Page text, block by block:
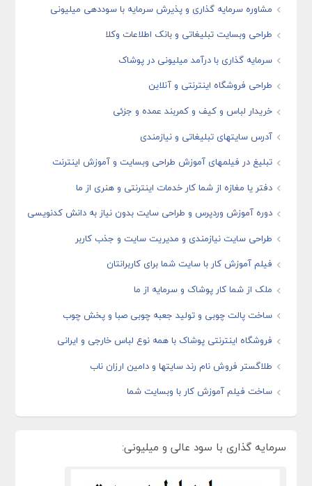
مشاوره سرمایه گذاری و پذیرش سرمایه با سوددهی میلیونی
طراحی وبسایت تبلیغاتی و بانک اطلاعات وکلا
سرمایه گذاری با درآمد میلیونی در پوشاک
طراحی فروشگاه اینترنتی و آنلاین
خریدار لباس و کیف و کمربند عمده و جزئی
آدرس سایتهای تبلیغاتی و نیازمندی
تبلیغ در فیلمهای آموزش طراحی وبسایت و آموزش اینترنت
دفتر یا مغازه از شما کار خدمات اینترنتی و هنری از ما
دوره آموزش وردپرس و طراحی سایت بدون نیاز به دانش کدنویسی
طراحی سایت نیازمندی و مدیریت سایت و جذب کاربر
فیلم آموزش کار با سایت شما برای کاربرانتان
ملک از شما کار پوشاک و سرمایه از ما
ساخت پالت چوبی و تولید جعبه چوبی صبا و پخش چوب
فروشگاه اینترنتی پوشاک با همه نوع لباس خارجی و ایرانی
طلاگستر فروش نام رند سایتها و دامین ارزان ناب
ساخت فیلم آموزش کار با وبسایت شما
سرمایه گذاری با سود عالی و میلیونی: